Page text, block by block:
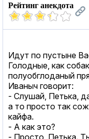
Рейтинг анекдота
Идут по пустыне
Голодные, как
полуобглоданый
Иваныч говорит:
- Слушай, Петька,
а то просто так
кайфа.
- А как это?
- Просто, Петька.